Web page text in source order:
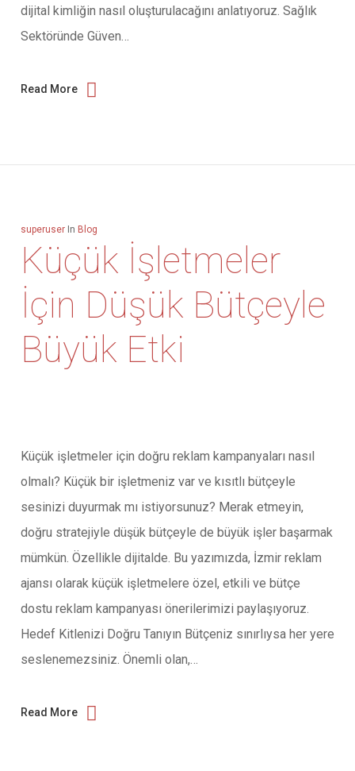
dijital kimliğin nasıl oluşturulacağını anlatıyoruz. Sağlık
Sektöründe Güven…
Read More
superuser In Blog
Küçük İşletmeler
İçin Düşük Bütçeyle
Büyük Etki
Küçük işletmeler için doğru reklam kampanyaları nasıl
olmalı? Küçük bir işletmeniz var ve kısıtlı bütçeyle
sesinizi duyurmak mı istiyorsunuz? Merak etmeyin,
doğru stratejiyle düşük bütçeyle de büyük işler başarmak
mümkün. Özellikle dijitalde. Bu yazımızda, İzmir reklam
ajansı olarak küçük işletmelere özel, etkili ve bütçe
dostu reklam kampanyası önerilerimizi paylaşıyoruz.
Hedef Kitlenizi Doğru Tanıyın Bütçeniz sınırlıysa her yere
seslenemezsiniz. Önemli olan,…
Read More